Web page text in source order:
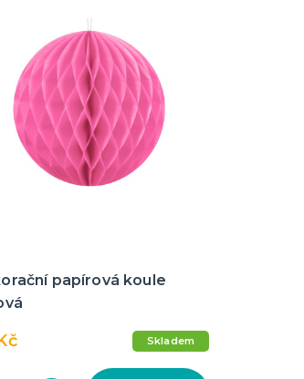
papírová koule
Skladem